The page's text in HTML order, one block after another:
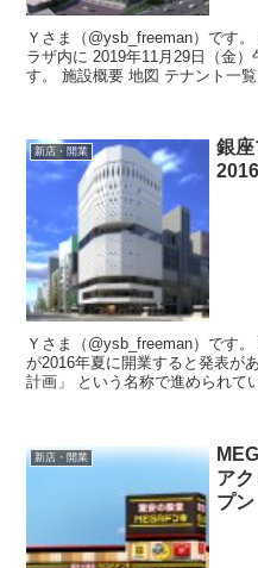
Ｙさま（@ysb_freeman）です。 イオンタウン江刺が 江刺ツインプ
ラザ内に 2019年11月29日（金
新店・開業
銀座
Ｙさま（@ysb_freeman）です。 銀座プレイス（GINZA PLACE
が2016年夏に開業すると発表がありましたね。
新店・開業
ア
プン